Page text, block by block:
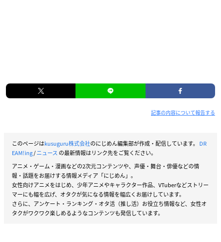
記事の内容について報告する
このページはkusuguru株式会社のにじめん編集部が作成・配信しています。 DR
EAM!ing/ニュース の最新情報はリンク先をご覧ください。
アニメ・ゲーム・漫画などの2次元コンテンツや、声優・舞台・俳優などの情
報・話題をお届けする情報メディア「にじめん」。
女性向けアニメをはじめ、少年アニメやキャラクター作品、VTuberなどストリー
マーにも幅を広げ、オタクが気になる情報を幅広くお届けしています。
さらに、アンケート・ランキング・オタ活（推し活）お役立ち情報など、女性オ
タクがワクワク楽しめるようなコンテンツも発信しています。